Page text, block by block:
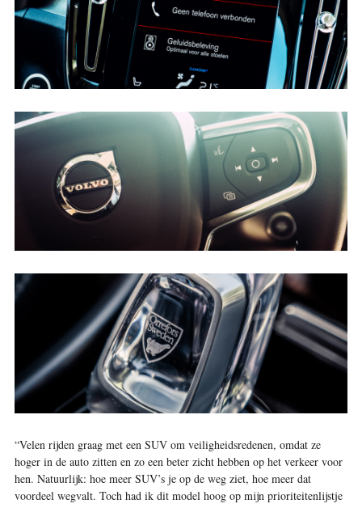
“Velen rijden graag met een SUV om veiligheidsredenen, omdat ze
hoger in de auto zitten en zo een beter zicht hebben op het verkeer voor
hen. Natuurlijk: hoe meer SUV’s je op de weg ziet, hoe meer dat
voordeel wegvalt. Toch had ik dit model hoog op mijn prioriteitenlijstje